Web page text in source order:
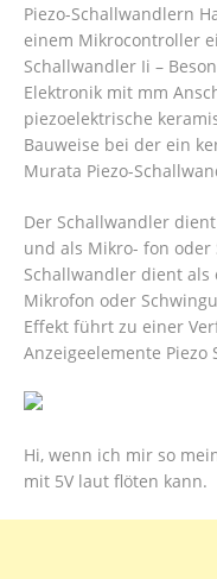
Piezo-Schallwandlern
einem Mikrocontroller
Schallwandler Ii –
Elektronik mit mm
piezoelektrische
Bauweise bei der ein
Murata Piezo-
Der Schallwandler
und als Mikro- fon oder
Schallwandler dient
Mikrofon oder
Effekt führt zu einer
Anzeigeelemente Piezo
Hi, wenn ich mir so
mit 5V laut flöten kann.